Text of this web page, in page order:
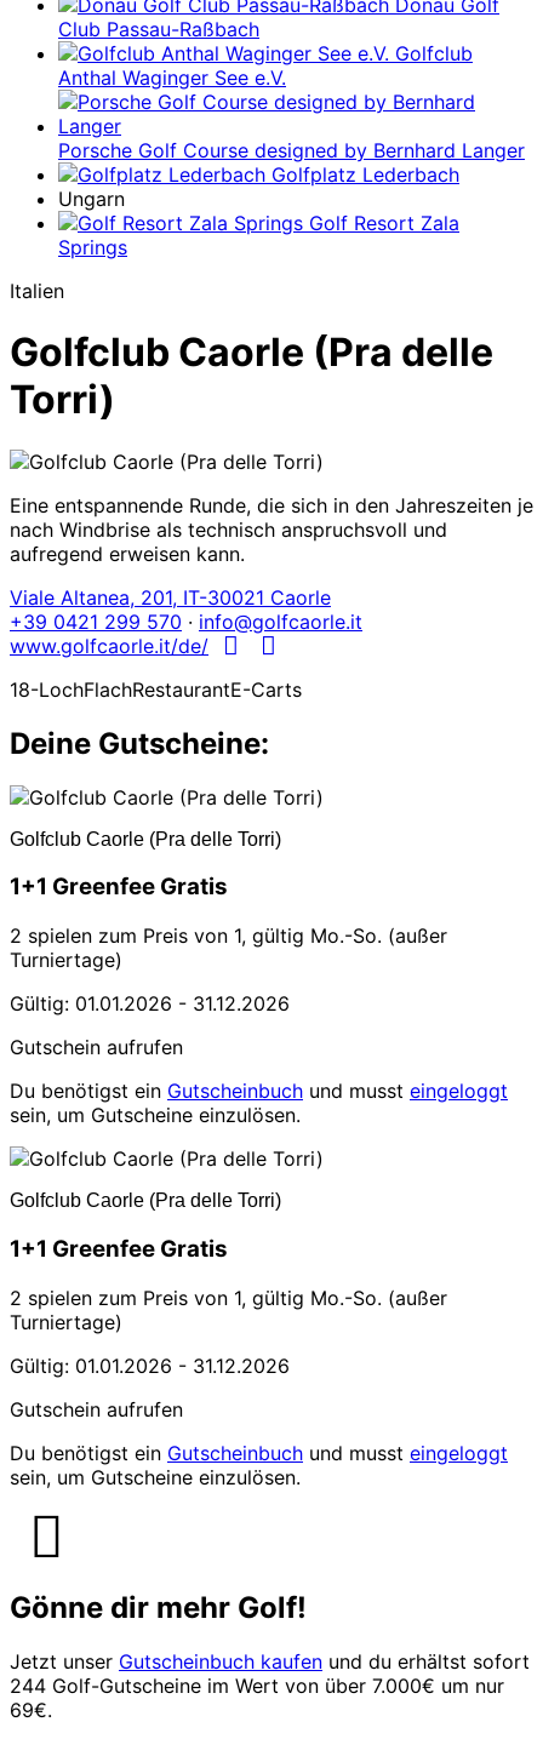
Donau Golf
Club Passau-Raßbach
Golfclub
Anthal Waginger See e.V.
Porsche Golf Course designed by Bernhard Langer
Golfplatz Lederbach
Ungarn
Golf Resort Zala
Springs
Italien
Golfclub Caorle (Pra delle
Torri)
Eine entspannende Runde, die sich in den Jahreszeiten je
nach Windbrise als technisch anspruchsvoll und
aufregend erweisen kann.
Viale Altanea, 201, IT-30021 Caorle
+39 0421 299 570 · info@golfcaorle.it
www.golfcaorle.it/de/
18-LochFlachRestaurantE-Carts
Deine Gutscheine:
Golfclub Caorle (Pra delle Torri)
1+1 Greenfee Gratis
2 spielen zum Preis von 1, gültig Mo.-So. (außer
Turniertage)
Gültig: 01.01.2026 - 31.12.2026
Gutschein aufrufen
Du benötigst ein Gutscheinbuch und musst eingeloggt
sein, um Gutscheine einzulösen.
Golfclub Caorle (Pra delle Torri)
1+1 Greenfee Gratis
2 spielen zum Preis von 1, gültig Mo.-So. (außer
Turniertage)
Gültig: 01.01.2026 - 31.12.2026
Gutschein aufrufen
Du benötigst ein Gutscheinbuch und musst eingeloggt
sein, um Gutscheine einzulösen.
Gönne dir mehr Golf!
Jetzt unser Gutscheinbuch kaufen und du erhältst sofort
244 Golf-Gutscheine im Wert von über 7.000€ um nur
69€.